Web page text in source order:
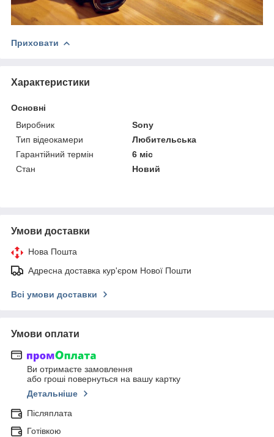
Приховати
Характеристики
Основні
Виробник
Sony
Тип відеокамери
Любительська
Гарантійний термін
6 міс
Стан
Новий
Умови доставки
Нова Пошта
Адресна доставка кур'єром Нової Пошти
Всі умови доставки
Умови оплати
Ви отримаєте замовлення
або гроші повернуться на вашу картку
Детальніше
Післяплата
Готівкою